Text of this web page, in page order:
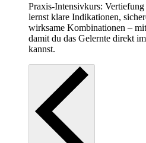
Praxis-Intensivkurs:
lernst klare Indikationen,
wirksame Kombinationen –
damit du das Gelernte direkt
kannst.